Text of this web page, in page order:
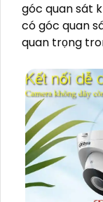
góc quan sát
có góc quan
quan trọng